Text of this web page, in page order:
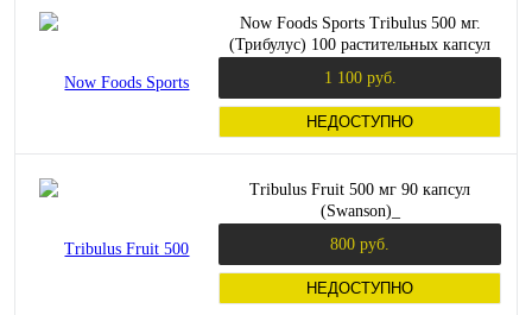
Now Foods Sports Tribulus 500 мг.
(Трибулус) 100 растительных капсул
1 100 руб.
НЕДОСТУПНО
Tribulus Fruit 500 мг 90 капсул
(Swanson)_
800 руб.
НЕДОСТУПНО